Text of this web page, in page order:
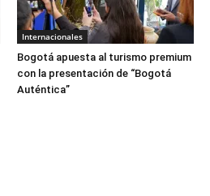
Internacionales
Bogotá apuesta al turismo premium
con la presentación de “Bogotá
Auténtica”